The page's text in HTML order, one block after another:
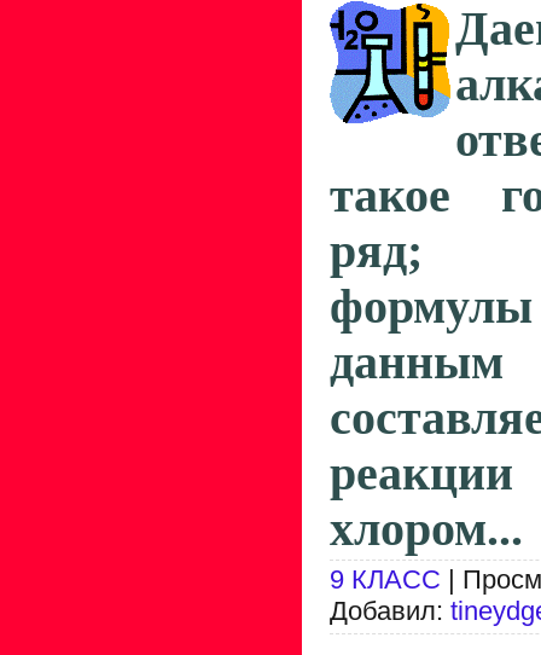
такое
ряд;
хлором...
9 КЛАСС |
Добавил: